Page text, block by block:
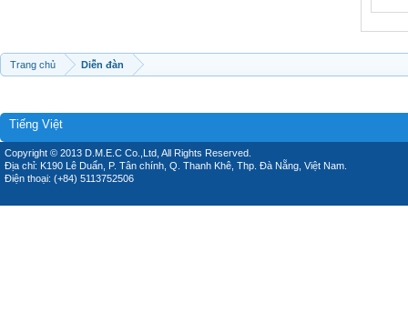
Trang chủ Diễn đàn
Tiếng Việt
Copyright © 2013 D.M.E.C Co.,Ltd, All Rights Reserved.
Địa chỉ: K190 Lê Duẩn, P. Tân chính, Q. Thanh Khê, Thp. Đà Nẵng, Việt Nam.
Điện thoại: (+84) 5113752506